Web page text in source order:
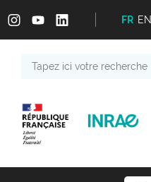
FR EN